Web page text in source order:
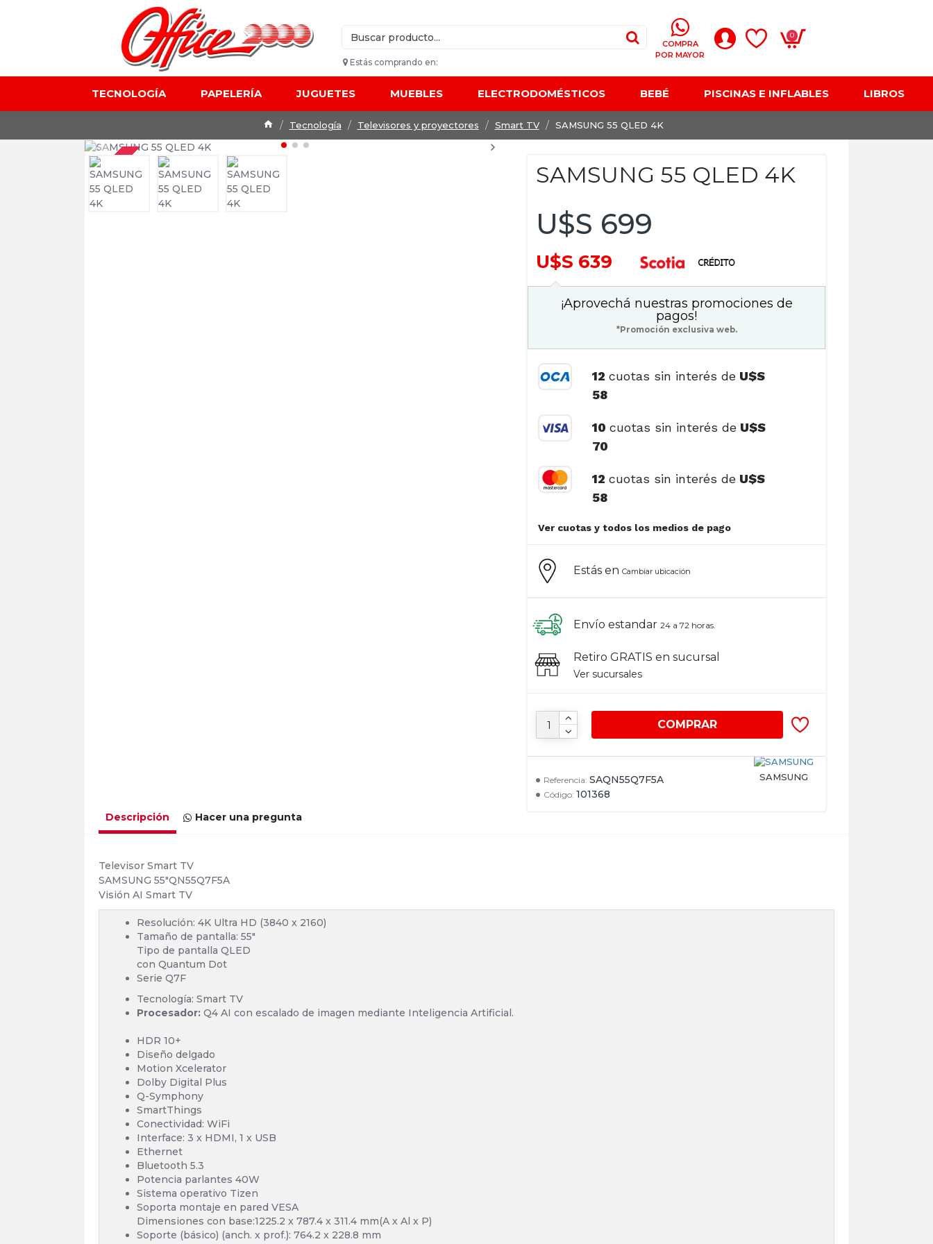
Estás comprando en:
COMPRA
POR MAYOR
0
TECNOLOGÍA PAPELERÍA JUGUETES MUEBLES ELECTRODOMÉSTICOS BEBÉ PISCINAS E INFLABLES LIBROS
Tecnología Televisores y proyectores Smart TV SAMSUNG 55 QLED 4K
SAMSUNG 55 QLED 4K
Referencia: SAQN55Q7F5A
Código: 101368
SAMSUNG
U$S 699
U$S 639
COMPRAR
Estás enCambiar ubicación
Envío estandar 24 a 72 horas.
Retiro GRATIS en sucursal
Ver sucursales
¡Aprovechá nuestras promociones de
pagos!
*Promoción exclusiva web.
12cuotas sin interés de U$S
58
10cuotas sin interés de U$S
70
12cuotas sin interés de U$S
58
Ver cuotas y todos los medios de pago
Descripción Hacer una pregunta
Televisor Smart TV
SAMSUNG 55"QN55Q7F5A
Visión AI Smart TV
Resolución: 4K Ultra HD (3840 x 2160)
Tamaño de pantalla: 55"
Tipo de pantalla QLED
con Quantum Dot
Serie Q7F
Tecnología: Smart TV
Procesador: Q4 AI con escalado de imagen mediante Inteligencia Artificial.
HDR 10+
Diseño delgado
Motion Xcelerator
Dolby Digital Plus
Q-Symphony
SmartThings
Conectividad: WiFi
Interface: 3 x HDMI, 1 x USB
Ethernet
Bluetooth 5.3
Potencia parlantes 40W
Sistema operativo Tizen
Soporta montaje en pared VESA
Dimensiones con base:1225.2 x 787.4 x 311.4 mm(A x Al x P)
Soporte (básico) (anch. x prof.): 764.2 x 228.8 mm